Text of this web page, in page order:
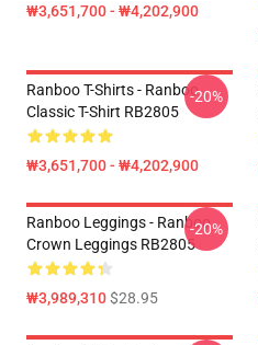
₩3,651,700 - ₩4,202,900
Ranboo T-Shirts - Ranboo
Classic T-Shirt RB2805
₩3,651,700 - ₩4,202,900
-20%
Ranboo Leggings - Ranboo
Crown Leggings RB2805
₩3,989,310$28.95
-20%